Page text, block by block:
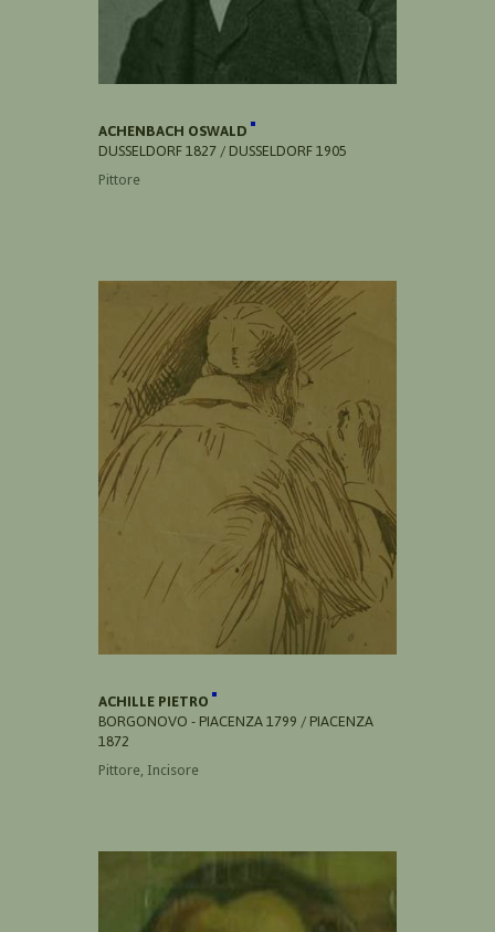
ACHENBACH OSWALD
DUSSELDORF 1827 / DUSSELDORF 1905
Pittore
ACHILLE PIETRO
BORGONOVO - PIACENZA 1799 / PIACENZA
1872
Pittore, Incisore